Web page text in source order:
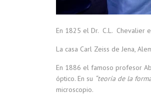
En 1825 el Dr. C.L. Chevalier
La casa Carl Zeiss de Jena,
En 1886 el famoso profesor
óptico. En su “teoría de la
microscopio.